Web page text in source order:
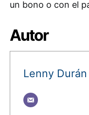
un bono o con el
Autor
Lenny